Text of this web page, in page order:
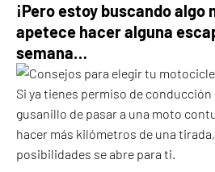
¡Pero estoy buscando
apetece hacer alguna
semana…
Si ya tienes permiso de conducción
gusanillo de pasar a una moto
hacer más kilómetros de una
posibilidades se abre para ti.